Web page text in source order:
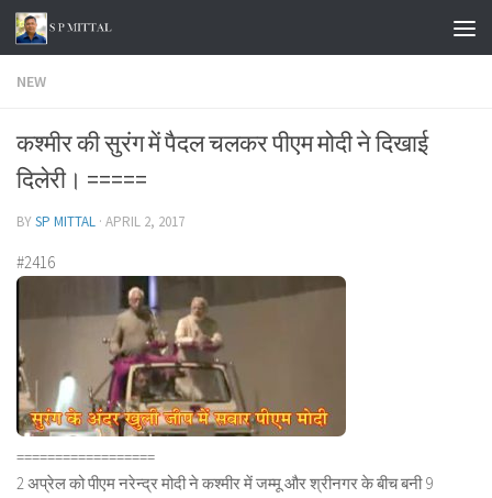
Skip to content
NEW
कश्मीर की सुरंग में पैदल चलकर पीएम मोदी ने दिखाई
दिलेरी। =====
BYSP MITTAL · APRIL 2, 2017
#2416
==================
2 अप्रेल को पीएम नरेन्द्र मोदी ने कश्मीर में जम्मू और श्रीनगर के बीच बनी 9